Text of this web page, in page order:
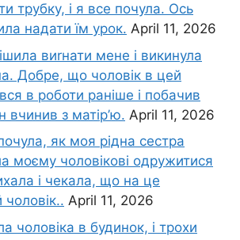
трубку, і я все почула. Ось
надати їм урок. April 11, 2026
виrнати мене і викинула
Добре, що чоловік в цей
в роботи раніше і побачив
вчинив з матір’ю. April 11, 2026
як моя рідна сестра
моєму чоловікові одружитися
і чекала, що на це
чоловік.. April 11, 2026
чоловіка в будинок, і трохи